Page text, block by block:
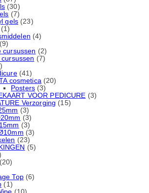
(30)
(7)
gels (23)
(1)
(4)
(9)
cursussen (2)
(7)
(41)
cosmetica (20)
Posters (3)
VOOR PEDICURE (3)
Verzorging (15)
(3)
(3)
(3)
(3)
(23)
(5)
(20)
Top (6)
(1)